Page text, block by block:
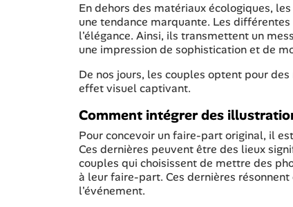
En dehors des matériaux écologiques,
une tendance marquante. Les
l'élégance. Ainsi, ils transmettent un
une impression de sophistication et de
De nos jours, les couples optent pour
effet visuel captivant.
Comment intégrer des
Pour concevoir un faire-part original, il
Ces dernières peuvent être des lieux
couples qui choisissent de mettre des
à leur faire-part. Ces dernières
l'événement.